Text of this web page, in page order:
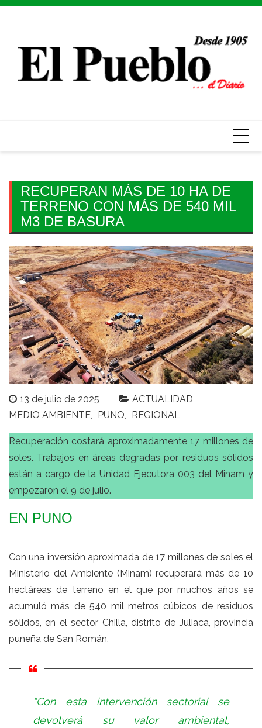
Skip
RECUPERAN MÁS DE 10 HA DE
TERRENO CON MÁS DE 540 MIL
M3 DE BASURA
13 de julio de 2025
ACTUALIDAD
MEDIO AMBIENTE
PUNO REGIONAL
Recuperación costará aproximadamente 17 millones de
soles. Trabajos en áreas degradas por residuos sólidos
están a cargo de la Unidad Ejecutora 003 del Minam y
empezaron el 9 de julio.
EN PUNO
Con una inversión aproximada de 17 millones de soles el
Ministerio del Ambiente (Minam) recuperará más de 10
hectáreas de terreno en el que por muchos años se
acumuló más de 540 mil metros cúbicos de residuos
sólidos, en el sector Chilla, distrito de Juliaca, provincia
puneña de San Román.
“Con esta intervención sectorial se
devolverá su valor ambiental,